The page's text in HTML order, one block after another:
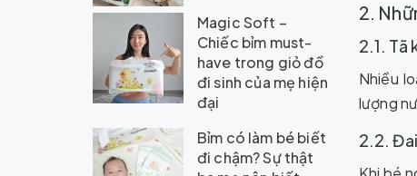
2.
2.1. Tã
Nhiều
lượng
2.2.
Magic Soft –
Chiếc bỉm must-
have trong giỏ đồ
đi sinh của mẹ hiện
đại
Bỉm có làm bé biết
đi chậm? Sự thật